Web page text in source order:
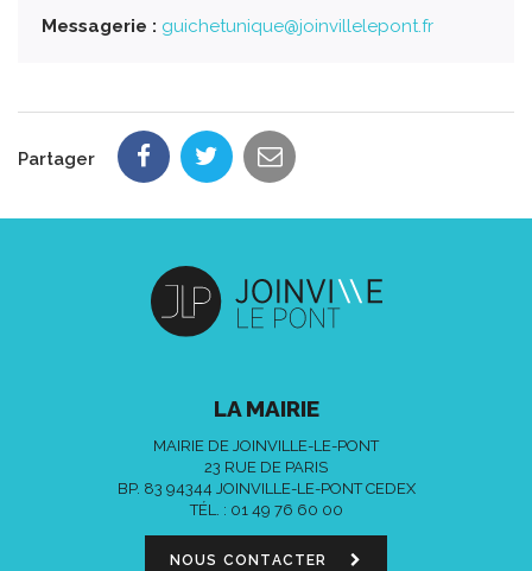
Messagerie : guichetunique@joinvillelepont.fr
Partager
LA MAIRIE
MAIRIE DE JOINVILLE-LE-PONT
23 RUE DE PARIS
BP. 83 94344 JOINVILLE-LE-PONT CEDEX
TÉL. : 01 49 76 60 00
NOUS CONTACTER